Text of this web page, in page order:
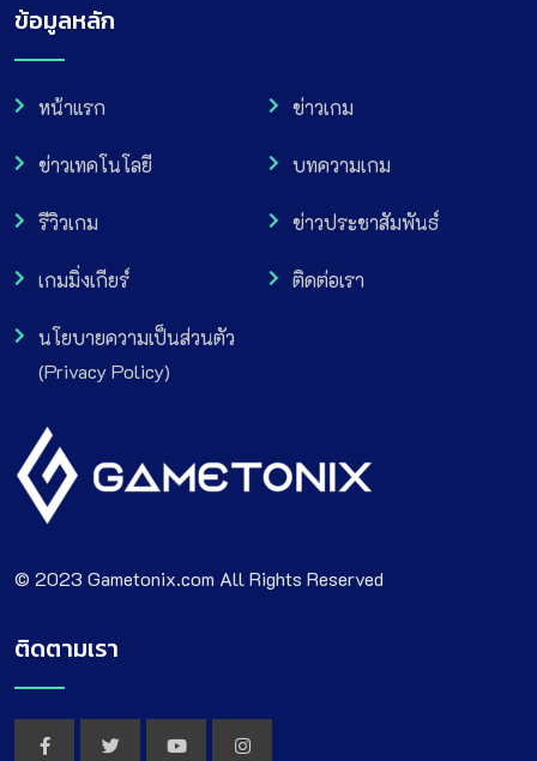
ข้อมูลหลัก
หน้าแรก ข่าวเกม
ข่าวเทคโนโลยี บทความเกม
รีวิวเกม ข่าวประชาสัมพันธ์
เกมมิ่งเกียร์ ติดต่อเรา
นโยบายความเป็นส่วนตัว
(Privacy Policy)
© 2023 Gametonix.com All Rights Reserved
ติดตามเรา